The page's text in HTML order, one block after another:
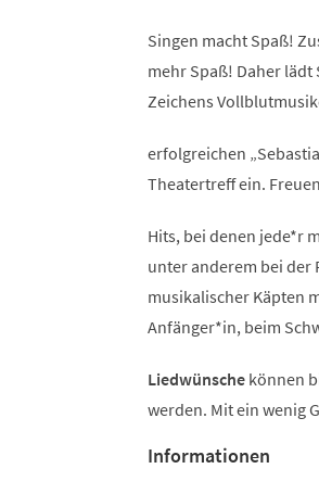
Singen macht Spaß!
mehr Spaß! Daher lädt
Zeichens
erfolgreichen
Theatertreff ein.
Hits, bei denen jede*r
unter anderem bei der
musikalischer Käpten
Anfänger*in, beim
Liedwünschekönnen
werden. Mit ein wenig
Informationen